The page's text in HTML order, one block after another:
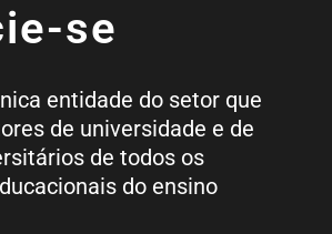
se
entidade do setor que
de universidade e de
de todos os
do ensino